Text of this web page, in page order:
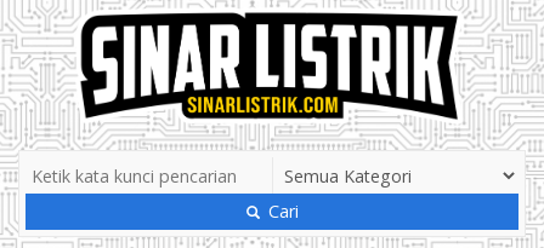
Cari